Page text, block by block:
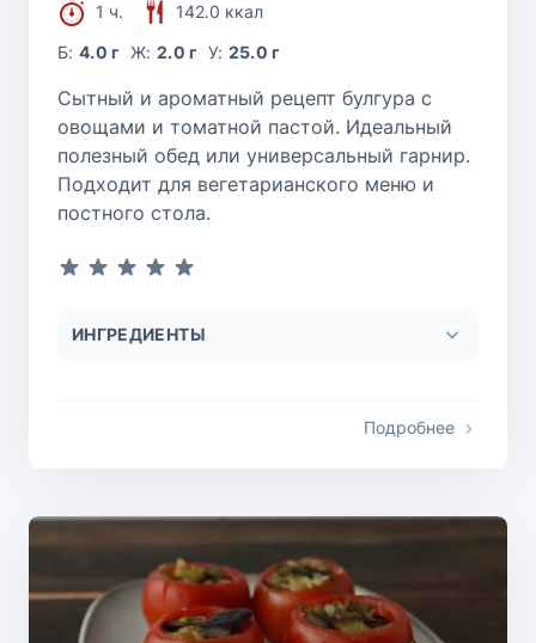
1 ч.
142.0 ккал
Б:4.0 г Ж: 2.0 г У: 25.0 г
Сытный и ароматный рецепт булгура с
овощами и томатной пастой. Идеальный
полезный обед или универсальный гарнир.
Подходит для вегетарианского меню и
постного стола.
ИНГРЕДИЕНТЫ
Подробнее